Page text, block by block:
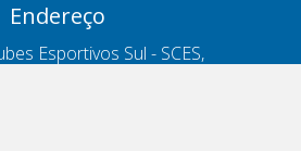
Endereço
Esportivos Sul - SCES,